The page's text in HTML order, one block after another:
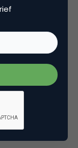
moet je
dan je
kanaal’ niet
op Facebook.
denken,
zijn, waar dan